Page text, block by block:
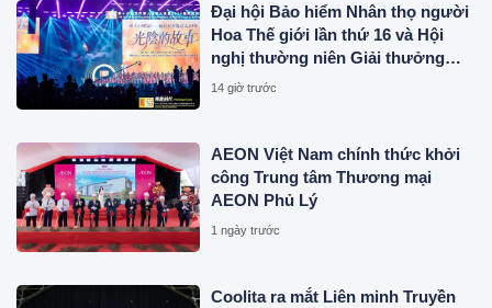
Đại hội Bảo hiểm Nhân thọ người
Hoa Thế giới lần thứ 16 và Hội
nghị thường niên Giải thưởng
Rồng Quốc tế (IDA) 2026 được tổ
14 giờ trước
AEON Việt Nam chính thức khởi
công Trung tâm Thương mại
AEON Phủ Lý
1 ngày trước
Coolita ra mắt Liên minh Truyền